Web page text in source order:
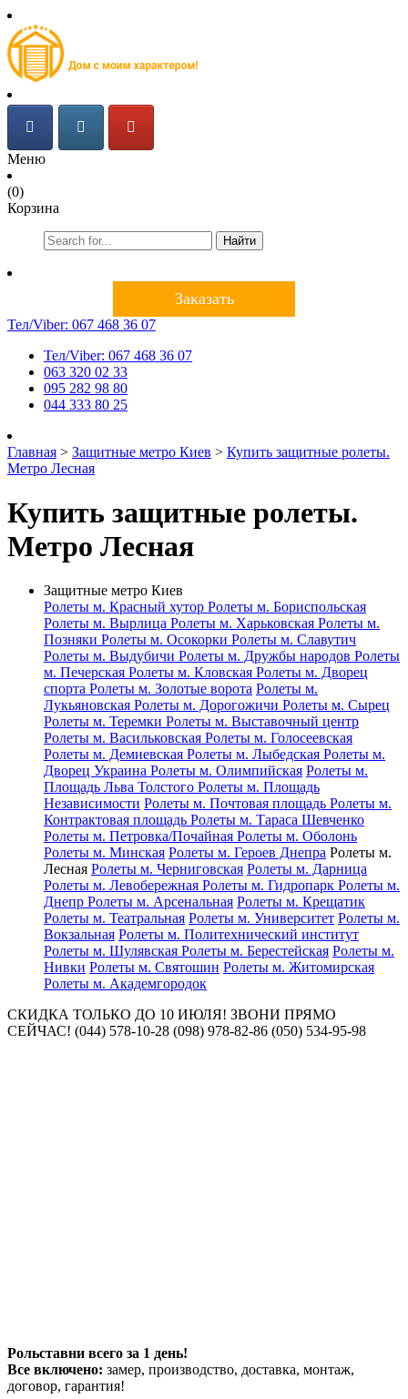
Меню
(0)
Корзина
Найти
Заказать
Тел/Viber: 067 468 36 07
Тел/Viber: 067 468 36 07
063 320 02 33
095 282 98 80
044 333 80 25
Главная > Защитные метро Киев > Купить защитные ролеты.
Метро Лесная
Купить защитные ролеты.
Метро Лесная
Защитные метро Киев
Ролеты м. Красный хутор Ролеты м. Бориспольская
Ролеты м. Вырлица Ролеты м. Харьковская Ролеты м.
Позняки Ролеты м. Осокорки Ролеты м. Славутич
Ролеты м. Выдубичи Ролеты м. Дружбы народов Ролеты
м. Печерская Ролеты м. Кловская Ролеты м. Дворец
спорта Ролеты м. Золотые ворота Ролеты м.
Лукьяновская Ролеты м. Дорогожичи Ролеты м. Сырец
Ролеты м. Теремки Ролеты м. Выставочный центр
Ролеты м. Васильковская Ролеты м. Голосеевская
Ролеты м. Демиевская Ролеты м. Лыбедская Ролеты м.
Дворец Украина Ролеты м. Олимпийская Ролеты м.
Площадь Льва Толстого Ролеты м. Площадь
Независимости Ролеты м. Почтовая площадь Ролеты м.
Контрактовая площадь Ролеты м. Тараса Шевченко
Ролеты м. Петровка/Почайная Ролеты м. Оболонь
Ролеты м. Минская Ролеты м. Героев Днепра Ролеты м.
Лесная Ролеты м. Черниговская Ролеты м. Дарница
Ролеты м. Левобережная Ролеты м. Гидропарк Ролеты м.
Днепр Ролеты м. Арсенальная Ролеты м. Крещатик
Ролеты м. Театральная Ролеты м. Университет Ролеты м.
Вокзальная Ролеты м. Политехнический институт
Ролеты м. Шулявская Ролеты м. Берестейская Ролеты м.
Нивки Ролеты м. Святошин Ролеты м. Житомирская
Ролеты м. Академгородок
СКИДКА ТОЛЬКО ДО 10 ИЮЛЯ! ЗВОНИ ПРЯМО
СЕЙЧАС! (044) 578-10-28 (098) 978-82-86 (050) 534-95-98
Рольставни всего за 1 день!
Все включено: замер, производство, доставка, монтаж,
договор, гарантия!